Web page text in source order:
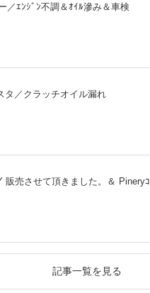
／ｴﾝｼﾞﾝ不調＆ｵｲﾙ滲み＆車検
タ／クラッチオイル漏れ
販売させて頂きました。＆ Pineryｺ
記事一覧を見る